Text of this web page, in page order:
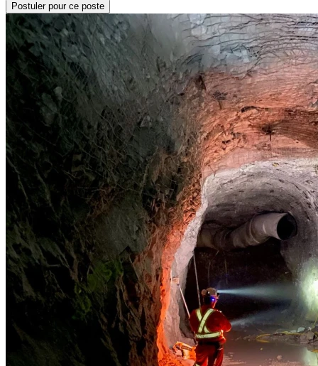
Postuler pour ce poste